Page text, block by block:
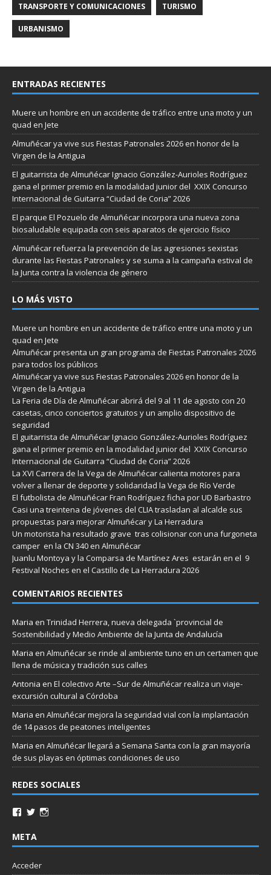
TRANSPORTE Y COMUNICACIONES TURISMO
URBANISMO
ENTRADAS RECIENTES
Muere un hombre en un accidente de tráfico entre una moto y un
quad en Jete
Almuñécar ya vive sus Fiestas Patronales 2026 en honor de la
Virgen de la Antigua
El guitarrista de Almuñécar Ignacio González-Aurioles Rodríguez
gana el primer premio en la modalidad junior del XXIX Concurso
Internacional de Guitarra “Ciudad de Coria” 2026
El parque El Pozuelo de Almuñécar incorpora una nueva zona
biosaludable equipada con seis aparatos de ejercicio físico
Almuñécar refuerza la prevención de las agresiones sexistas
durante las Fiestas Patronales y se suma a la campaña estival de
la Junta contra la violencia de género
LO MÁS VISTO
Muere un hombre en un accidente de tráfico entre una moto y un
quad en Jete
Almuñécar presenta un gran programa de Fiestas Patronales 2026
para todos los públicos
Almuñécar ya vive sus Fiestas Patronales 2026 en honor de la
Virgen de la Antigua
La Feria de Día de Almuñécar abrirá del 9 al 11 de agosto con 20
casetas, cinco conciertos gratuitos y un amplio dispositivo de
seguridad
El guitarrista de Almuñécar Ignacio González-Aurioles Rodríguez
gana el primer premio en la modalidad junior del XXIX Concurso
Internacional de Guitarra “Ciudad de Coria” 2026
La XVI Carrera de la Vega de Almuñécar calienta motores para
volver a llenar de deporte y solidaridad la Vega de Río Verde
El futbolista de Almuñécar Fran Rodríguez ficha por UD Barbastro
Casi una treintena de jóvenes del CLIA trasladan al alcalde sus
propuestas para mejorar Almuñécar y La Herradura
Un motorista ha resultado grave tras colisionar con una furgoneta
camper en la CN 340 en Almuñécar
Juanlu Montoya y la Comparsa de Martínez Ares estarán en el 9
Festival Noches en el Castillo de La Herradura 2026
COMENTARIOS RECIENTES
Maria en Trinidad Herrera, nueva delegada `provincial de
Sostenibilidad y Medio Ambiente de la Junta de Andalucía
Maria en Almuñécar se rinde al ambiente tuno en un certamen que
llena de música y tradición sus calles
Antonia en El colectivo Arte –Sur de Almuñécar realiza un viaje-
excursión cultural a Córdoba
Maria en Almuñécar mejora la seguridad vial con la implantación
de 14 pasos de peatones inteligentes
Maria en Almuñécar llegará a Semana Santa con la gran mayoría
de sus playas en óptimas condiciones de uso
REDES SOCIALES
META
Acceder